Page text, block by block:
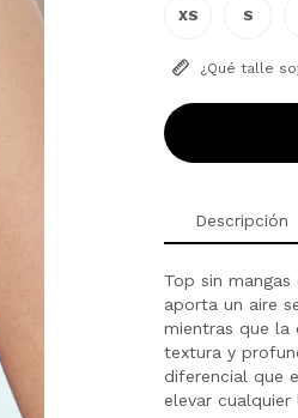
XS S
¿Qué talle
Descripción
Top sin
aporta un aire
mientras que la
textura y
diferencial que
elevar